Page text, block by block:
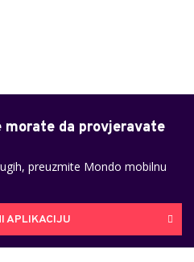
morate da provjeravate
preuzmite Mondo mobilnu
APLIKACIJU